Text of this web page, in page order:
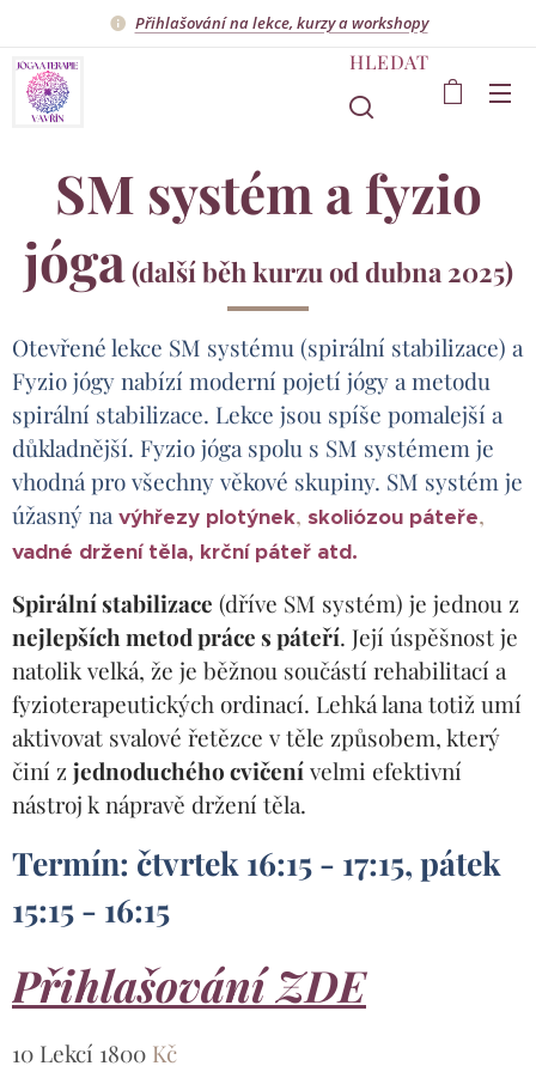
Přihlašování na lekce, kurzy a workshopy
HLEDAT
SM systém a fyzio
jóga(další běh kurzu od dubna 2025)
Otevřené lekce SM systému (spirální stabilizace) a
Fyzio jógy nabízí moderní pojetí jógy a metodu
spirální stabilizace. Lekce jsou spíše pomalejší a
důkladnější. Fyzio jóga spolu s SM systémem je
vhodná pro všechny věkové skupiny. SM systém je
úžasný na výhřezy plotýnek, skoliózou páteře,
vadné držení těla, krční páteř atd.
Spirální stabilizace (dříve SM systém) je jednou z
nejlepších metod práce s páteří. Její úspěšnost je
natolik velká, že je běžnou součástí rehabilitací a
fyzioterapeutických ordinací. Lehká lana totiž umí
aktivovat svalové řetězce v těle způsobem, který
činí z jednoduchého cvičenívelmi efektivní
nástroj k nápravě držení těla.
Termín: čtvrtek 16:15 - 17:15,pátek
15:15 - 16:15
Přihlašování ZDE
10 Lekcí 1800 Kč